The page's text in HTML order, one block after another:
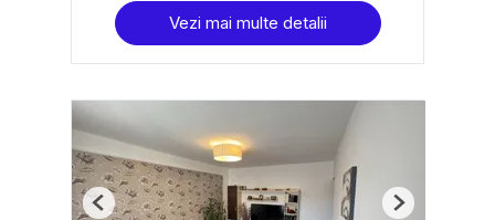
Vezi mai multe detalii
Previous Next